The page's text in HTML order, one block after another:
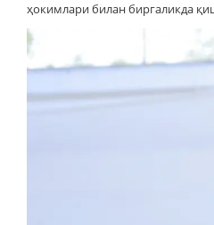
ҳокимлари билан биргаликда